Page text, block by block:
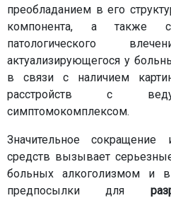
преобладанием в его
компонента, а также
патологического
актуализирующегося у
в связи с наличием
расстройств с
симптомокомплексом.
Значительное сокращение
средств вызывает
больных алкоголизмом и
предпосылки для